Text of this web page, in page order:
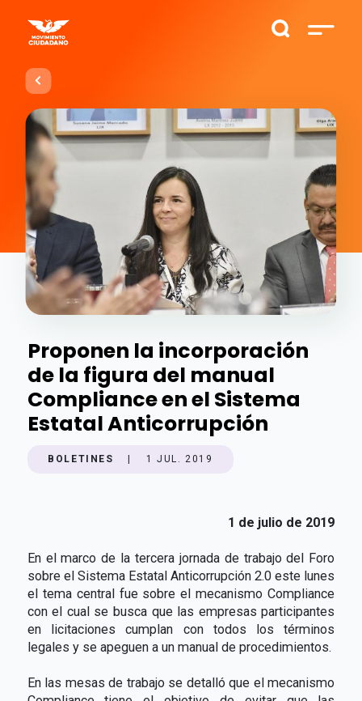
Proponen la incorporación
de la figura del manual
Compliance en el Sistema
Estatal Anticorrupción
BOLETINES 1 JUL. 2019
1 de julio de 2019
En el marco de la tercera jornada de trabajo del Foro
sobre el Sistema Estatal Anticorrupción 2.0 este lunes
el tema central fue sobre el mecanismo Compliance
con el cual se busca que las empresas participantes
en licitaciones cumplan con todos los términos
legales y se apeguen a un manual de procedimientos.
En las mesas de trabajo se detalló que el mecanismo